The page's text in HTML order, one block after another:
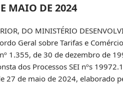
MAIO DE 2024
DO MINISTÉRIO
Geral sobre Tarifas e
1.355, de 30 de dezembro de
dos Processos SEI nºs
27 de maio de 2024, elaborado